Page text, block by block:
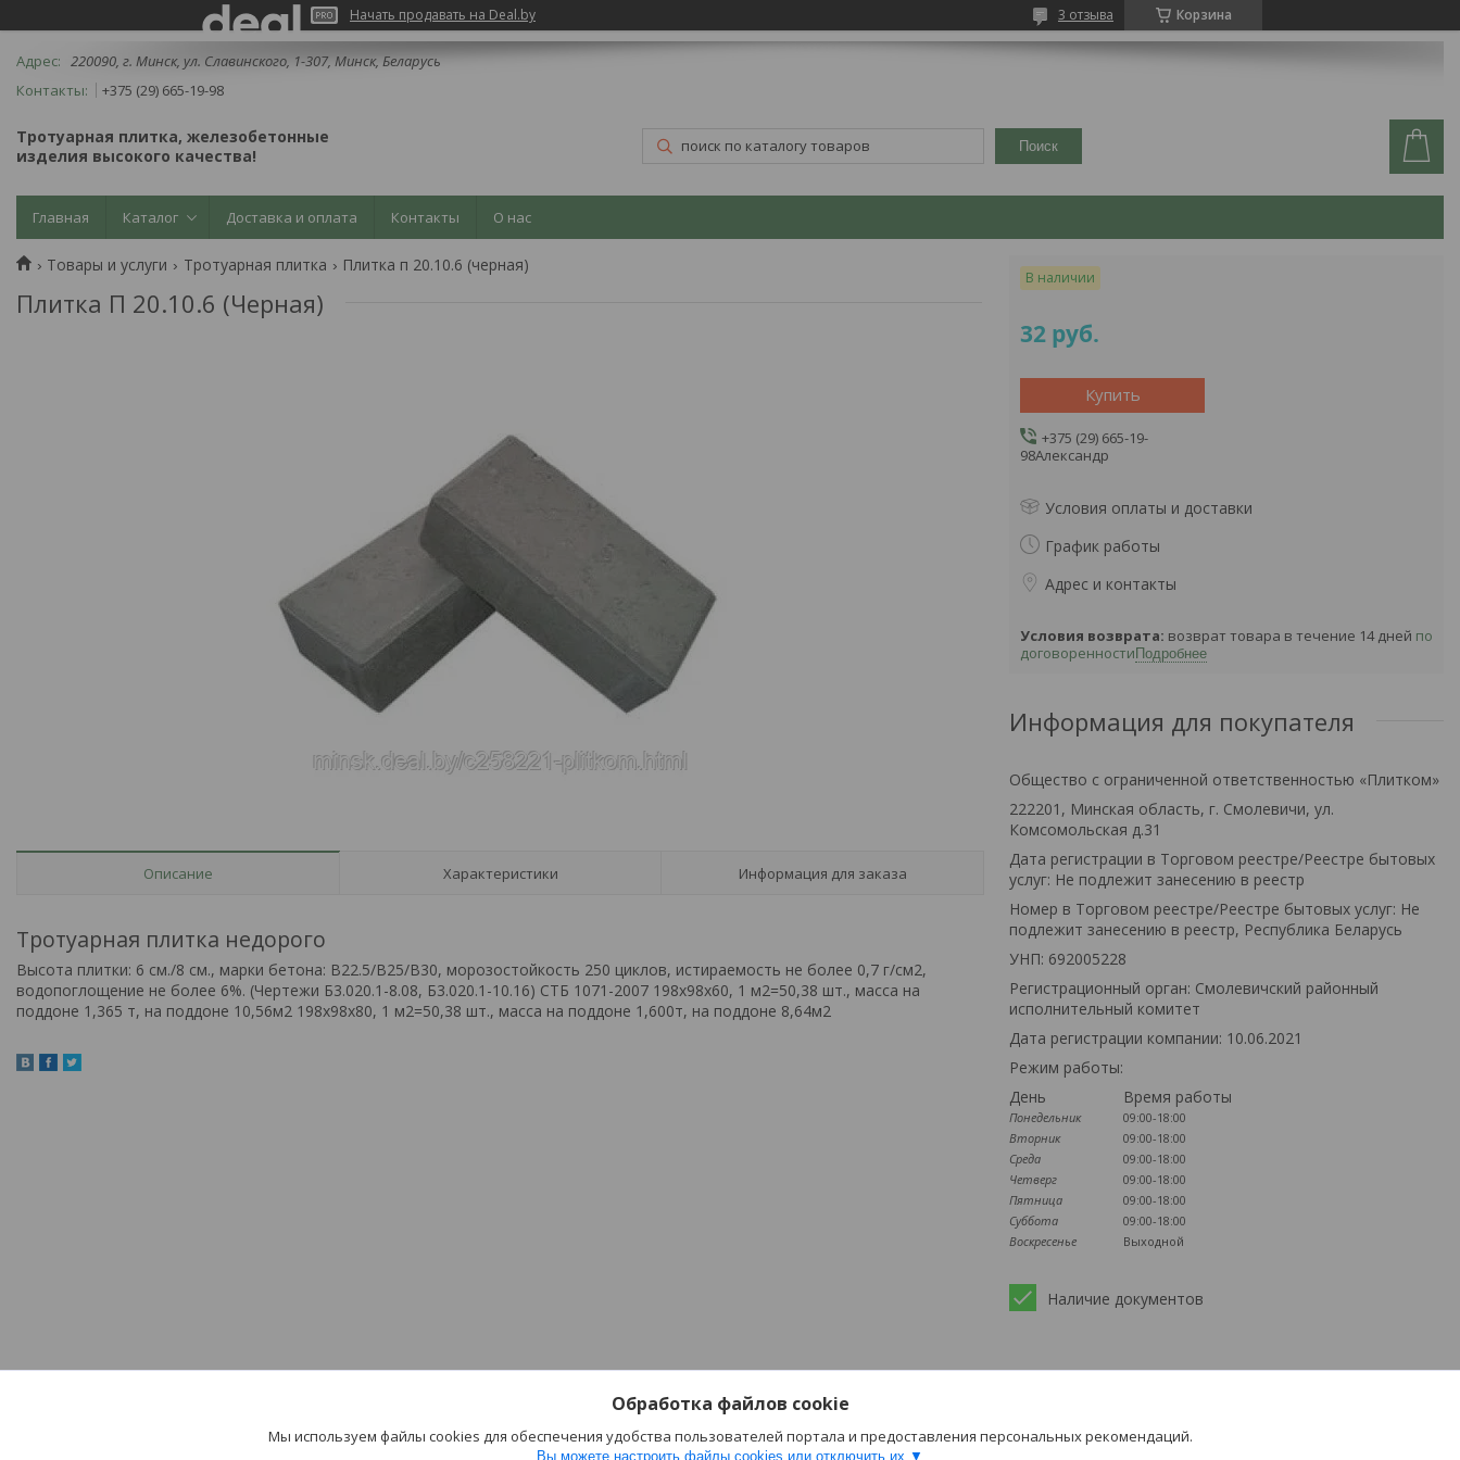
Начать продавать на Deal.by Корзина
3 отзыва
220090, г. Минск, ул. Славинского, 1-307, Минск, Беларусь
+375 (29) 665-19-98
Тротуарная плитка, железобетонные
изделия высокого качества!
Поиск
Главная Каталог Доставка и оплата Контакты О нас
Товары и услуги Тротуарная плитка Плитка п 20.10.6 (черная)
Плитка П 20.10.6 (Черная)
Описание Характеристики Информация для заказа
Тротуарная плитка недорого
Высота плитки: 6 см./8 см., марки бетона: В22.5/В25/В30, морозостойкость 250 циклов, истираемость не более 0,7 г/см2,
водопоглощение не более 6%. (Чертежи Б3.020.1-8.08, Б3.020.1-10.16) СТБ 1071-2007 198х98х60, 1 м2=50,38 шт., масса на
поддоне 1,365 т, на поддоне 10,56м2 198х98х80, 1 м2=50,38 шт., масса на поддоне 1,600т, на поддоне 8,64м2
В наличии
32 руб.
Купить
+375 (29) 665-19-
98Александр
Условия оплаты и доставки
График работы
Адрес и контакты
возврат товара в течение 14 дней по
договоренности Подробнее
Информация для покупателя
Общество с ограниченной ответственностью «Плитком»
222201, Минская область, г. Смолевичи, ул.
Комсомольская д.31
Дата регистрации в Торговом реестре/Реестре бытовых
услуг: Не подлежит занесению в реестр
Номер в Торговом реестре/Реестре бытовых услуг: Не
подлежит занесению в реестр, Республика Беларусь
УНП: 692005228
Регистрационный орган: Смолевичский районный
исполнительный комитет
Дата регистрации компании: 10.06.2021
Режим работы:
День
Время работы
Понедельник
09:00-18:00
Вторник
09:00-18:00
Среда
09:00-18:00
Четверг
09:00-18:00
Пятница
09:00-18:00
Суббота
09:00-18:00
Воскресенье
Выходной
Наличие документов
Навигация Информация
Доставка и оплата
Полезное
Новый пункт меню
Популярное
Тротуарная плитка
Обработка файлов cookie
Мы используем файлы cookies для обеспечения удобства пользователей портала и предоставления персональных рекомендаций.
Вы можете настроить файлы cookies или отключить их.